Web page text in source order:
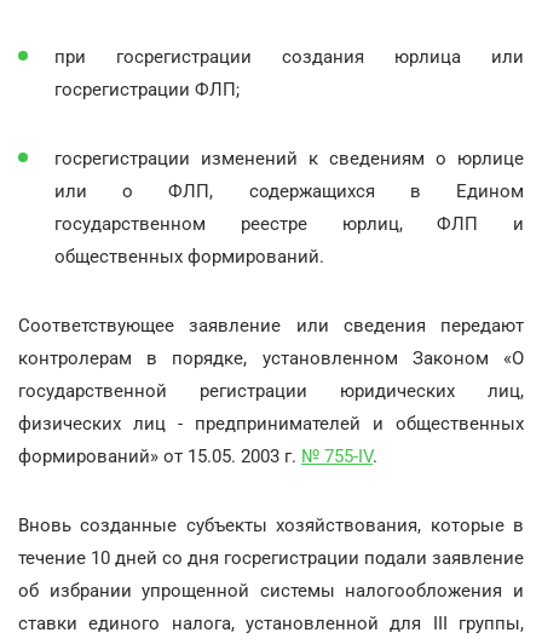
при госрегистрации создания юрлица или
госрегистрации ФЛП;
госрегистрации изменений к сведениям о юрлице
или о ФЛП, содержащихся в Едином
государственном реестре юрлиц, ФЛП и
общественных формирований.
Соответствующее заявление или сведения передают
контролерам в порядке, установленном Законом «О
государственной регистрации юридических лиц,
физических лиц - предпринимателей и общественных
формирований» от 15.05. 2003 г. № 755-ІV.
Вновь созданные субъекты хозяйствования, которые в
течение 10 дней со дня госрегистрации подали заявление
об избрании упрощенной системы налогообложения и
ставки единого налога, установленной для ІІІ группы,